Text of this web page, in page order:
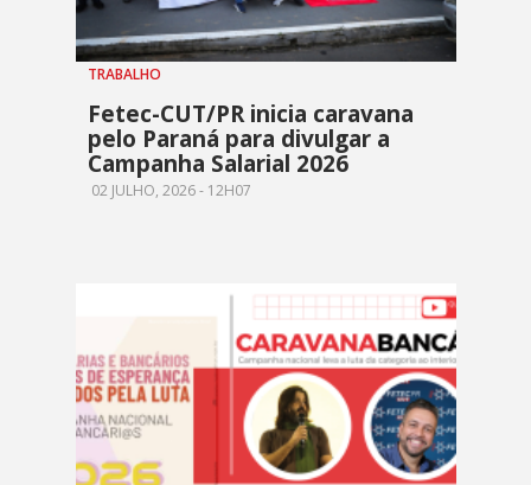
TRABALHO
Fetec-CUT/PR inicia caravana
pelo Paraná para divulgar a
Campanha Salarial 2026
02 JULHO, 2026 - 12H07